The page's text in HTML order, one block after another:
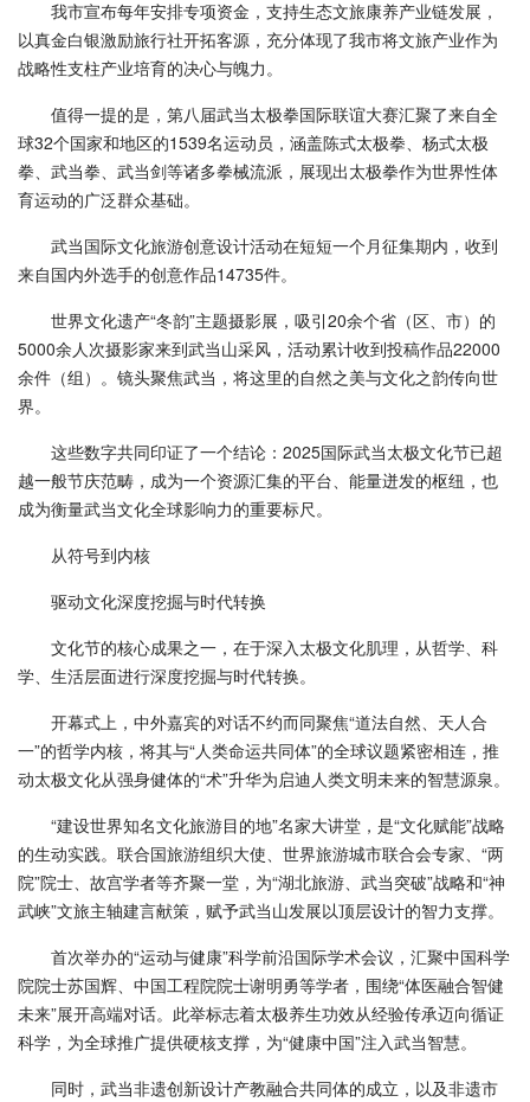
我市宣布每年安排专项资金，支持生态文旅康养产业链发展，
以真金白银激励旅行社开拓客源，充分体现了我市将文旅产业作为
战略性支柱产业培育的决心与魄力。
值得一提的是，第八届武当太极拳国际联谊大赛汇聚了来自全
球32个国家和地区的1539名运动员，涵盖陈式太极拳、杨式太极
拳、武当拳、武当剑等诸多拳械流派，展现出太极拳作为世界性体
育运动的广泛群众基础。
武当国际文化旅游创意设计活动在短短一个月征集期内，收到
来自国内外选手的创意作品14735件。
世界文化遗产“冬韵”主题摄影展，吸引20余个省（区、市）的
5000余人次摄影家来到武当山采风，活动累计收到投稿作品22000
余件（组）。镜头聚焦武当，将这里的自然之美与文化之韵传向世
界。
这些数字共同印证了一个结论：2025国际武当太极文化节已超
越一般节庆范畴，成为一个资源汇集的平台、能量迸发的枢纽，也
成为衡量武当文化全球影响力的重要标尺。
从符号到内核
驱动文化深度挖掘与时代转换
文化节的核心成果之一，在于深入太极文化肌理，从哲学、科
学、生活层面进行深度挖掘与时代转换。
开幕式上，中外嘉宾的对话不约而同聚焦“道法自然、天人合
一”的哲学内核，将其与“人类命运共同体”的全球议题紧密相连，推
动太极文化从强身健体的“术”升华为启迪人类文明未来的智慧源泉。
“建设世界知名文化旅游目的地”名家大讲堂，是“文化赋能”战略
的生动实践。联合国旅游组织大使、世界旅游城市联合会专家、“两
院”院士、故宫学者等齐聚一堂，为“湖北旅游、武当突破”战略和“神
武峡”文旅主轴建言献策，赋予武当山发展以顶层设计的智力支撑。
首次举办的“运动与健康”科学前沿国际学术会议，汇聚中国科学
院院士苏国辉、中国工程院院士谢明勇等学者，围绕“体医融合智健
未来”展开高端对话。此举标志着太极养生功效从经验传承迈向循证
科学，为全球推广提供硬核支撑，为“健康中国”注入武当智慧。
同时，武当非遗创新设计产教融合共同体的成立，以及非遗市